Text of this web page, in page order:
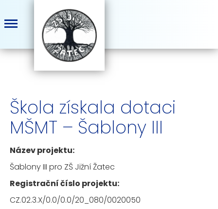
Škola získala dotaci
MŠMT – Šablony III
Název projektu:
Šablony III pro ZŠ Jižní Žatec
Registrační číslo projektu:
CZ.02.3.X/0.0/0.0/20_080/0020050